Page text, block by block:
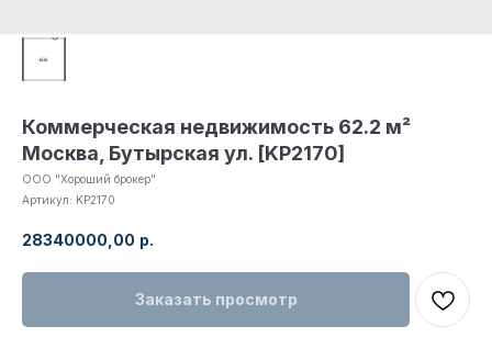
Коммерческая недвижимость 62.2 м²
Москва, Бутырская ул. [KP2170]
ООО "Хороший брокер"
Артикул: KP2170
28340000,00 р.
Заказать просмотр